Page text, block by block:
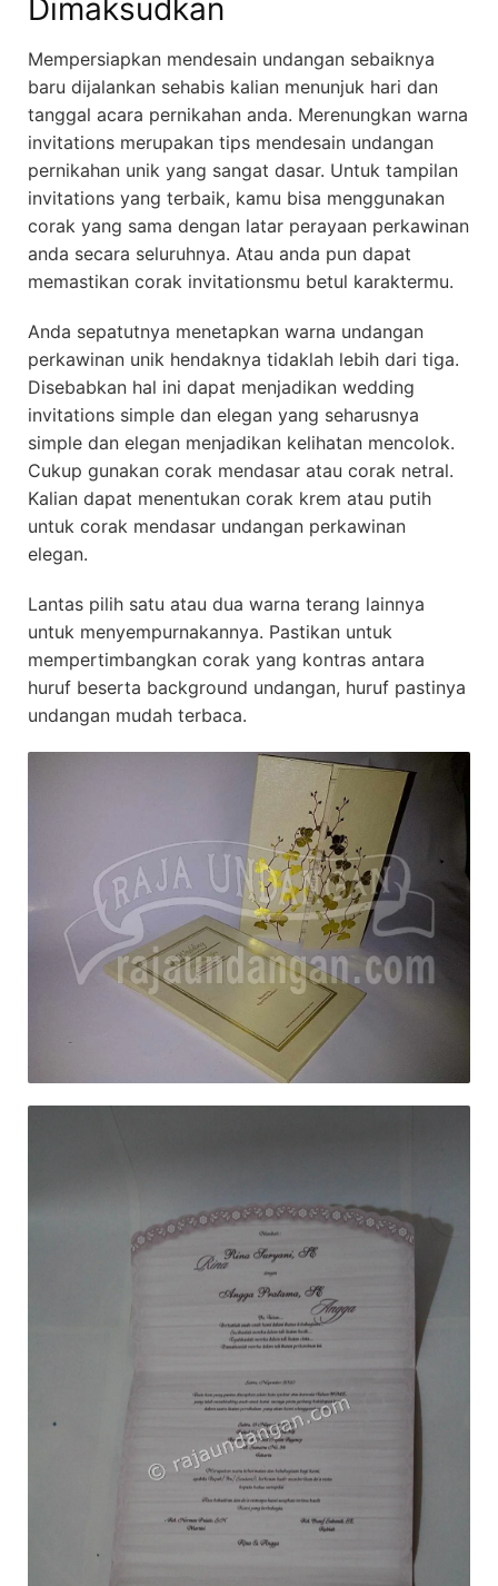
Dimaksudkan
Mempersiapkan mendesain undangan sebaiknya
baru dijalankan sehabis kalian menunjuk hari dan
tanggal acara pernikahan anda. Merenungkan warna
invitations merupakan tips mendesain undangan
pernikahan unik yang sangat dasar. Untuk tampilan
invitations yang terbaik, kamu bisa menggunakan
corak yang sama dengan latar perayaan perkawinan
anda secara seluruhnya. Atau anda pun dapat
memastikan corak invitationsmu betul karaktermu.
Anda sepatutnya menetapkan warna undangan
perkawinan unik hendaknya tidaklah lebih dari tiga.
Disebabkan hal ini dapat menjadikan wedding
invitations simple dan elegan yang seharusnya
simple dan elegan menjadikan kelihatan mencolok.
Cukup gunakan corak mendasar atau corak netral.
Kalian dapat menentukan corak krem atau putih
untuk corak mendasar undangan perkawinan
elegan.
Lantas pilih satu atau dua warna terang lainnya
untuk menyempurnakannya. Pastikan untuk
mempertimbangkan corak yang kontras antara
huruf beserta background undangan, huruf pastinya
undangan mudah terbaca.